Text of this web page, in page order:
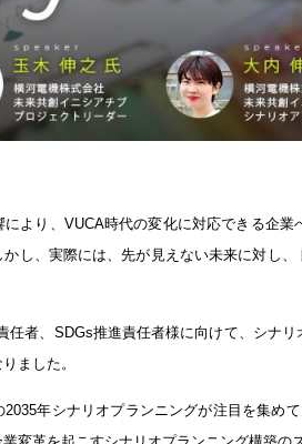
より、VUCA時代の変化に対応できる企
し、実際には、先が見えない未来に対し
任者、SDGs推進責任者様に向けて、シナ
ました。
年シナリオプランニングが注目を集め